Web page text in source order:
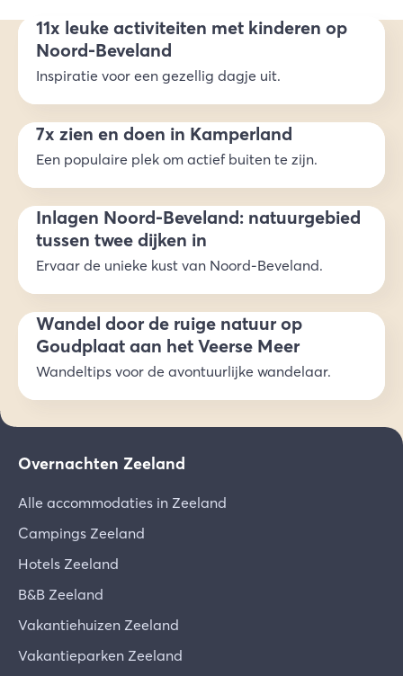
11x leuke activiteiten met kinderen op
Noord-Beveland
Inspiratie voor een gezellig dagje uit.
7x zien en doen in Kamperland
Een populaire plek om actief buiten te zijn.
Inlagen Noord-Beveland: natuurgebied
tussen twee dijken in
Ervaar de unieke kust van Noord-Beveland.
Wandel door de ruige natuur op
Goudplaat aan het Veerse Meer
Wandeltips voor de avontuurlijke wandelaar.
Overnachten Zeeland
Alle accommodaties in Zeeland
Campings Zeeland
Hotels Zeeland
B&B Zeeland
Vakantiehuizen Zeeland
Vakantieparken Zeeland